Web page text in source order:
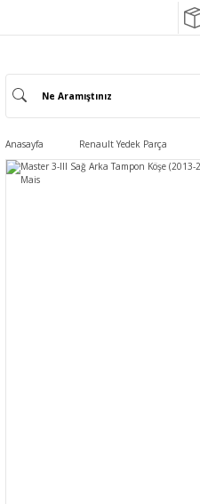
Anasayfa Renault Yedek Parça